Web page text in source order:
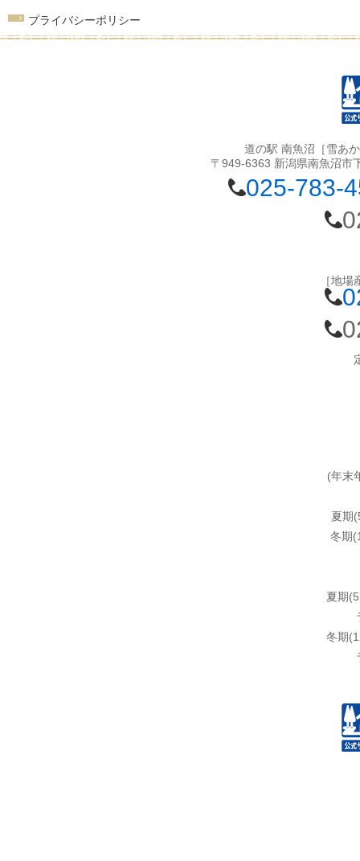
プライバシーポリシー
道の駅 南魚沼［雪あ
〒949-6363 新潟県南魚沼市
025-783-
［地
(年末
夏期
冬期
夏期
冬期